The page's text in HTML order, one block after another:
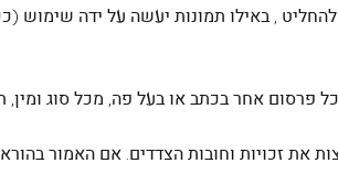
להחליט , באילו תמונות יעשה על ידה